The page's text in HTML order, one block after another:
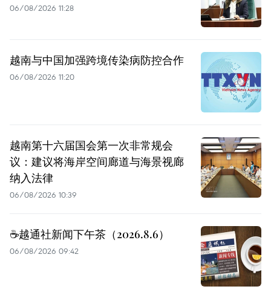
06/08/2026 11:28
越南与中国加强跨境传染病防控合作
06/08/2026 11:20
越南第十六届国会第一次非常规会
议：建议将海岸空间廊道与海景视廊
纳入法律
06/08/2026 10:39
☕️越通社新闻下午茶（2026.8.6）
06/08/2026 09:42